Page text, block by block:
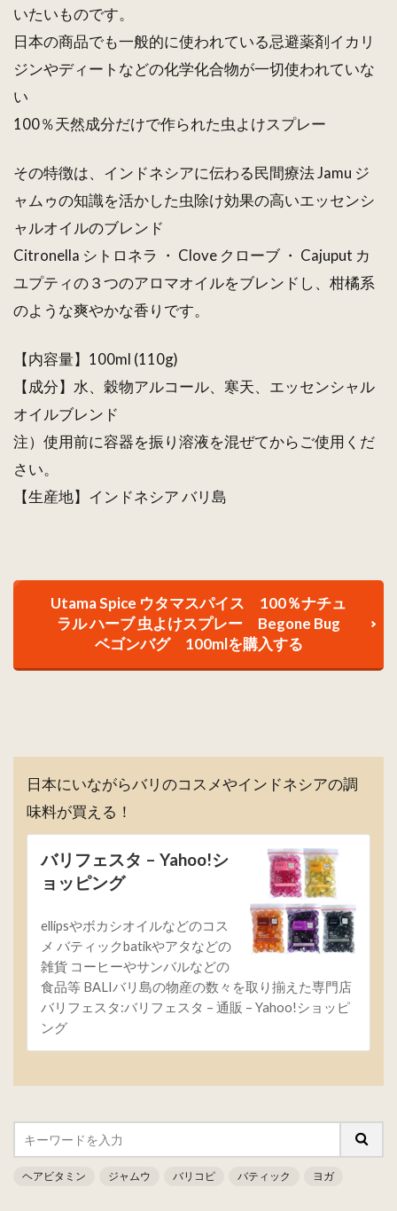
ゴンバ
100ml
いたいものです。
日本の商品でも一般的に使われている忌避薬剤イカリ
ジンやディートなどの化学化合物が一切使われていな
い
100％天然成分だけで作られた虫よけスプレー
その特徴は、インドネシアに伝わる民間療法 Jamu ジ
ャムゥの知識を活かした虫除け効果の高いエッセンシ
ャルオイルのブレンド
Citronella シトロネラ ・ Clove クローブ ・ Cajuput カ
ユプティの３つのアロマオイルをブレンドし、柑橘系
のような爽やかな香りです。
【内容量】100ml (110g)
【成分】水、穀物アルコール、寒天、エッセンシャル
オイルブレンド
注）使用前に容器を振り溶液を混ぜてからご使用くだ
さい。
【生産地】インドネシア バリ島
Utama Spice ウタマスパイス 100％ナチュ
ラル ハーブ 虫よけスプレー Begone Bug
ベゴンバグ 100mlを購入する
日本にいながらバリのコスメやインドネシアの調
味料が買える！
バリフェスタ – Yahoo!シ
ョッピング
ellipsやボカシオイルなどのコス
メ バティックbatikやアタなどの
雑貨 コーヒーやサンバルなどの
食品等 BALIバリ島の物産の数々を取り揃えた専門店
バリフェスタ:バリフェスタ – 通販 – Yahoo!ショッピ
ング
ヘアビタミン ジャムウ バリコピ バティック ヨガ